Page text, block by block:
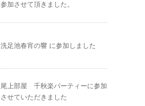
参加させて頂きました。
洗足池春宵の響 に参加しました
尾上部屋 千秋楽パーティーに参加
させていただきました